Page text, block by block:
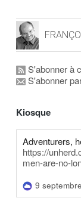
S'abonner à
S'abonner
Kiosque
Adventurers,
https://
men-are-no-
9